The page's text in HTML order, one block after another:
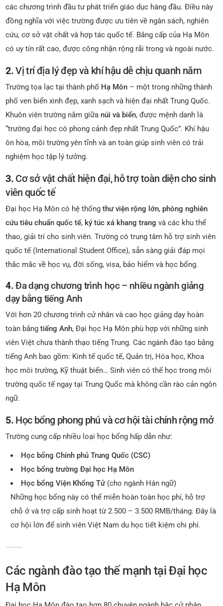
các chương trình đầu tư phát triển giáo dục hàng đầu. Điều này
đồng nghĩa với việc trường được ưu tiên về ngân sách, nghiên
cứu, cơ sở vật chất và hợp tác quốc tế. Bằng cấp của Hạ Môn
có uy tín rất cao, được công nhận rộng rãi trong và ngoài nước.
2.Vị trí địa lý đẹp và khí hậu dễ chịu quanh năm
Trường tọa lạc tại thành phố Hạ Môn – một trong những thành
phố ven biển xinh đẹp, xanh sạch và hiện đại nhất Trung Quốc.
Khuôn viên trường nằm giữa núi và biển, được mệnh danh là
“trường đại học có phong cảnh đẹp nhất Trung Quốc”. Khí hậu
ôn hòa, môi trường yên tĩnh và an toàn giúp sinh viên có trải
nghiệm học tập lý tưởng.
3. Cơ sở vật chất hiện đại, hỗ trợ toàn diện cho sinh
viên quốc tế
Đại học Hạ Môn có hệ thốngthư viện rộng lớn, phòng nghiên
cứu tiêu chuẩn quốc tế, ký túc xá khang trang và các khu thể
thao, giải trí cho sinh viên. Trường có trung tâm hỗ trợ sinh viên
quốc tế (International Student Office), sẵn sàng giải đáp mọi
thắc mắc về học vụ, đời sống, visa, bảo hiểm và học bổng.
4.Đa dạng chương trình học – nhiều ngành giảng
dạy bằng tiếng Anh
Với hơn 20 chương trình cử nhân và cao học giảng dạy hoàn
toàn bằngtiếng Anh, Đại học Hạ Môn phù hợp với những sinh
viên Việt chưa thành thạo tiếng Trung. Các ngành đào tạo bằng
tiếng Anh bao gồm: Kinh tế quốc tế, Quản trị, Hóa học, Khoa
học môi trường, Kỹ thuật biển… Sinh viên có thể học trong môi
trường quốc tế ngay tại Trung Quốc mà không cần rào cản ngôn
ngữ.
5. Học bổng phong phú và cơ hội tài chính rộng mở
Trường cung cấp nhiều loại học bổng hấp dẫn như:
Học bổng Chính phủ Trung Quốc (CSC)
Học bổng trường Đại học Hạ Môn
Học bổng Viện Khổng Tử(cho ngành Hán ngữ)
Những học bổng này có thể miễn hoàn toàn học phí, hỗ trợ
chỗ ở và trợ cấp sinh hoạt từ 2.500 – 3.500 RMB/tháng. Đây là
cơ hội lớn để sinh viên Việt Nam du học tiết kiệm chi phí.
Các ngành đào tạo thế mạnh tại Đại học
Hạ Môn